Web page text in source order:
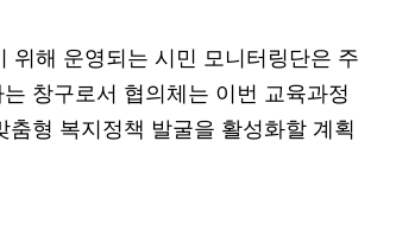
위해 운영되는 시민 모니터링단은 주
창구로서 협의체는 이번 교육과정
형 복지정책 발굴을 활성화할 계획